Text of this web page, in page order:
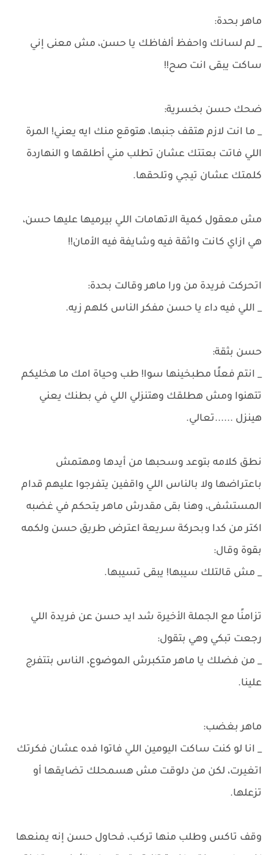
ماهر بحدة:
_ لم لسانك واحفظ ألفاظك يا حسن، مش معنى إني
ساكت يبقى انت صح!!
ضحك حسن بخسرية:
_ ما انت لازم هتقف جنبها، هتوقع منك ايه يعني! المرة
اللي فاتت بعتتك عشان تطلب مني أطلقها و النهاردة
كلمتك عشان تيجي وتلحقها.
مش معقول كمية الاتهامات اللي بيرميها عليها حسن،
هي ازاي كانت واثقة فيه وشايفة فيه الأمان!!
اتحركت فريدة من ورا ماهر وقالت بحدة:
_ اللي فيه داء يا حسن مفكر الناس كلهم زيه.
حسن بثقة:
_ انتم فعلًا مطبخينها سوا! طب وحياة امك ما هخليكم
تتهنوا ومش هطلقك وهتنزلي اللي في بطنك يعني
هينزل ......تعالي.
نطق كلامه بتوعد وسحبها من أيدها ومهتمش
باعتراضها ولا بالناس اللي واقفين يتفرجوا عليهم قدام
المستشفى، وهنا بقى مقدرش ماهر يتحكم في غضبه
اكتر من كدا وبحركة سريعة اعترض طريق حسن ولكمه
بقوة وقال:
_ مش قالتلك سيبها! يبقى تسيبها.
تزامنًا مع الجملة الأخيرة شد ايد حسن عن فريدة اللي
رجعت تبكي وهي بتقول:
_ من فضلك يا ماهر متكبرش الموضوع، الناس بتتفرج
علينا.
ماهر بغضب:
_ انا لو كنت ساكت اليومين اللي فاتوا فده عشان فكرتك
اتغيرت، لكن من دلوقت مش هسمحلك تضايقها أو
تزعلها.
وقف تاكس وطلب منها تركب، فحاول حسن إنه يمنعها